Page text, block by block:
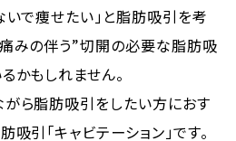
いで痩せたい」と脂肪吸引を考
みの伴う”切開の必要な脂肪吸
かもしれません。
ら脂肪吸引をしたい方におす
引「キャビテーション」です。